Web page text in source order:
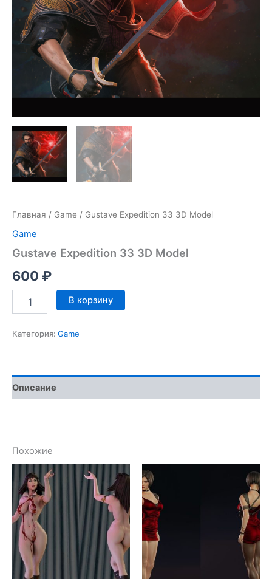
Главная / Game / Gustave Expedition 33 3D Model
Game
Gustave Expedition 33 3D Model
600 ₽
Количество
товара
Expedition
В корзину
Категория: Game
Описание
Похожие